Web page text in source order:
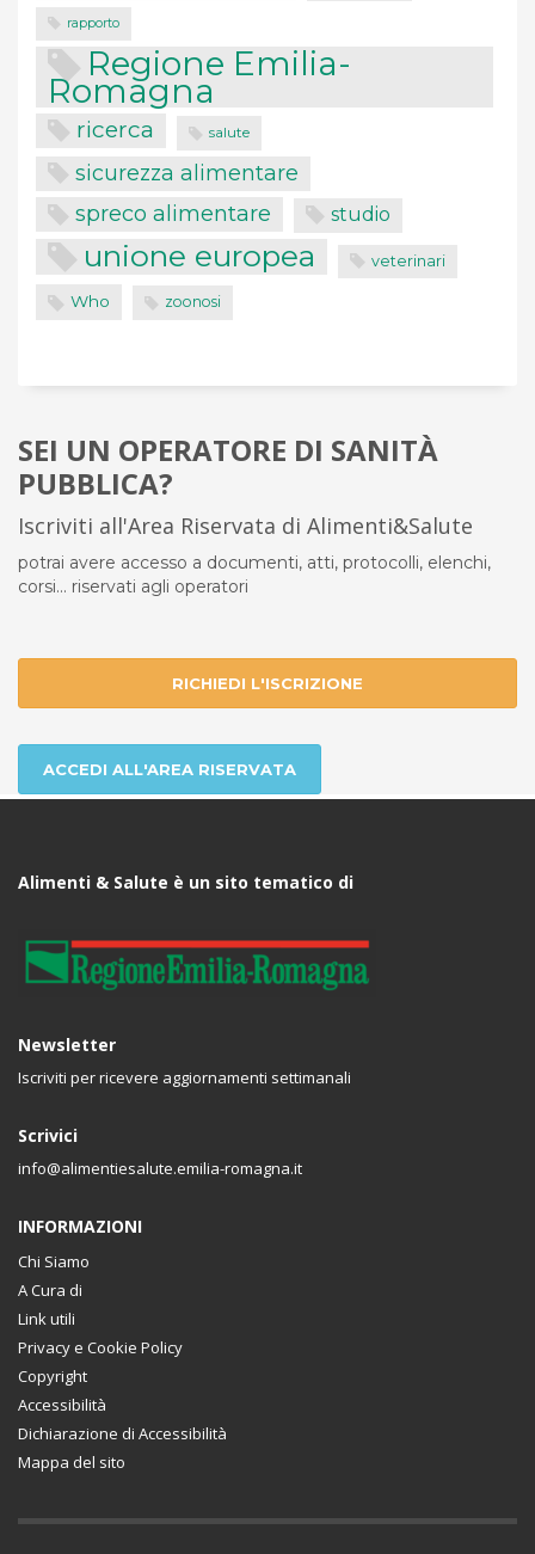
rapporto
Regione Emilia-
Romagna
ricerca salute
sicurezza alimentare
spreco alimentare studio
unione europea veterinari
Who zoonosi
SEI UN OPERATORE DI SANITÀ
PUBBLICA?
Iscriviti all'Area Riservata di Alimenti&Salute
potrai avere accesso a documenti, atti, protocolli, elenchi,
corsi... riservati agli operatori
RICHIEDI L'ISCRIZIONE
ACCEDI ALL'AREA RISERVATA
Alimenti & Salute è un sito tematico di
Newsletter
Iscriviti per ricevere aggiornamenti settimanali
Scrivici
info@alimentiesalute.emilia-romagna.it
INFORMAZIONI
Chi Siamo
A Cura di
Link utili
Privacy e Cookie Policy
Copyright
Accessibilità
Dichiarazione di Accessibilità
Mappa del sito